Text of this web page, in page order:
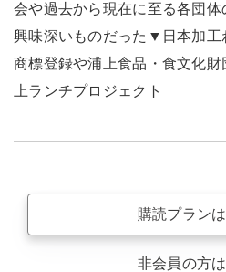
会や過去から現在に至る各団
興味深いものだった▼日本加工
商標登録や浦上食品・食文化
上ランチプロジェクト
購読プラン
非会員の方